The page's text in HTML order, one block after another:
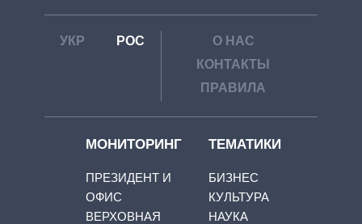
УКР РОС
О НАС
КОНТАКТЫ
ПРАВИЛА
МОНИТОРИНГ
ПРЕЗИДЕНТ И
ОФИС
ВЕРХОВНАЯ
ТЕМАТИКИ
БИЗНЕС
КУЛЬТУРА
НАУКА